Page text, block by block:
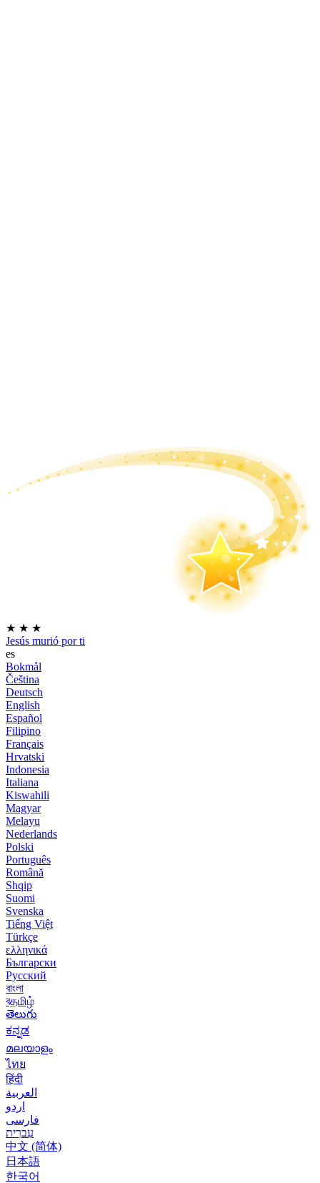
★ ★ ★
Jesús murió por ti
es
Bokmål
Čeština
Deutsch
English
Español
Filipino
Français
Hrvatski
Indonesia
Italiana
Kiswahili
Magyar
Melayu
Nederlands
Polski
Português
Română
Shqip
Suomi
Svenska
Tiếng Việt
Türkçe
ελληνικά
Български
Русский
বাংলা
বதமிழ்
తెలుగు
ಕನ್ನಡ
മലയാളം
ไทย
हिंदी
العربية
اردو
فارسی
עִברִית
中文 (简体)
日本語
한국어